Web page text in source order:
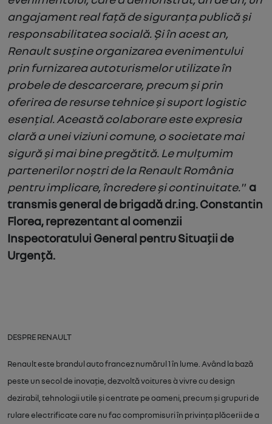
angajament real față de siguranța publică și
responsabilitatea socială. Și în acest an,
Renault susține organizarea evenimentului
prin furnizarea autoturismelor utilizate în
probele de descarcerare, precum și prin
oferirea de resurse tehnice și suport logistic
esențial. Această colaborare este expresia
clară a unei viziuni comune, o societate mai
sigură și mai bine pregătită. Le mulțumim
partenerilor noștri de la Renault România
pentru implicare, încredere și continuitate." a
transmis general de brigadă dr.ing. Constantin
Florea, reprezentant al comenzii
Inspectoratului General pentru Situații de
Urgență.
DESPRE RENAULT
Renault este brandul auto francez numărul 1 în lume. Având la bază
peste un secol de inovație, dezvoltă voitures à vivre cu design
dezirabil, tehnologii utile și centrate pe oameni, precum și grupuri de
rulare electrificate care nu fac compromisuri în privința plăcerii de a